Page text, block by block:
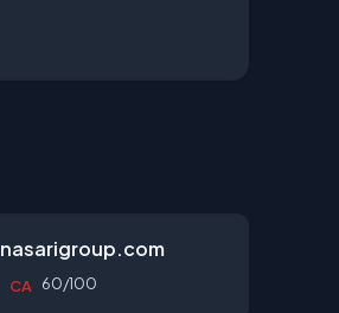
nasarigroup.com
CA 60/100